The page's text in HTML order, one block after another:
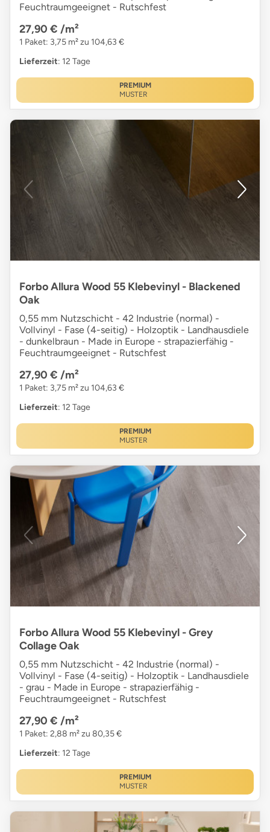
Feuchtraumgeeignet - Rutschfest
27,90 € /m²
1 Paket: 3,75 m² zu 104,63 €
Lieferzeit: 12 Tage
PREMIUM
MUSTER
Forbo Allura Wood 55 Klebevinyl - Blackened
Oak
0,55 mm Nutzschicht - 42 Industrie (normal) -
Vollvinyl - Fase (4-seitig) - Holzoptik - Landhausdiele
- dunkelbraun - Made in Europe - strapazierfähig -
Feuchtraumgeeignet - Rutschfest
27,90 € /m²
1 Paket: 3,75 m² zu 104,63 €
Lieferzeit: 12 Tage
PREMIUM
MUSTER
Forbo Allura Wood 55 Klebevinyl - Grey
Collage Oak
0,55 mm Nutzschicht - 42 Industrie (normal) -
Vollvinyl - Fase (4-seitig) - Holzoptik - Landhausdiele
- grau - Made in Europe - strapazierfähig -
Feuchtraumgeeignet - Rutschfest
27,90 € /m²
1 Paket: 2,88 m² zu 80,35 €
Lieferzeit: 12 Tage
PREMIUM
MUSTER